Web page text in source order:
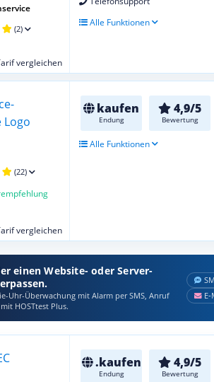
Alle Funktionen
vergleichen
(2)
kaufen
Endung
4,9/5
Bewertung
Alle Funktionen
vergleichen
(22)
einen Website- oder Server-
Uhr-Überwachung mit Alarm per SMS, Anruf
HOSTtest Plus.
.kaufen
Endung
4,9/5
Bewertung